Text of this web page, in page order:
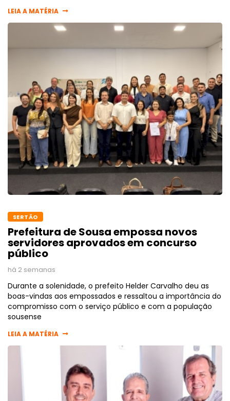
LEIA A MATÉRIA
SERTÃO
Prefeitura de Sousa empossa novos
servidores aprovados em concurso
público
há 2 semanas
Durante a solenidade, o prefeito Helder Carvalho deu as
boas-vindas aos empossados e ressaltou a importância do
compromisso com o serviço público e com a população
sousense
LEIA A MATÉRIA